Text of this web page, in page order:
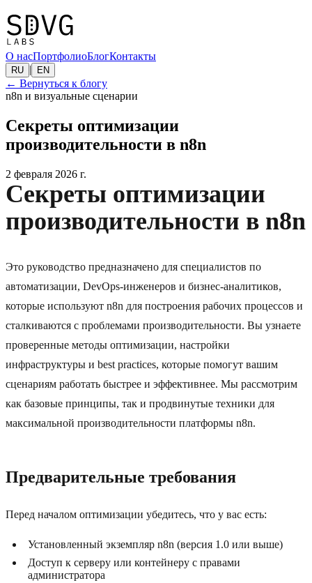
О насПортфолиоБлогКонтакты
RU | EN
← Вернуться к блогу
n8n и визуальные сценарии
Секреты оптимизации
производительности в n8n
2 февраля 2026 г.
Секреты оптимизации
производительности в n8n
Это руководство предназначено для специалистов по
автоматизации, DevOps-инженеров и бизнес-аналитиков,
которые используют n8n для построения рабочих процессов и
сталкиваются с проблемами производительности. Вы узнаете
проверенные методы оптимизации, настройки
инфраструктуры и best practices, которые помогут вашим
сценариям работать быстрее и эффективнее. Мы рассмотрим
как базовые принципы, так и продвинутые техники для
максимальной производительности платформы n8n.
Предварительные требования
Перед началом оптимизации убедитесь, что у вас есть:
Установленный экземпляр n8n (версия 1.0 или выше)
Доступ к серверу или контейнеру с правами
администратора